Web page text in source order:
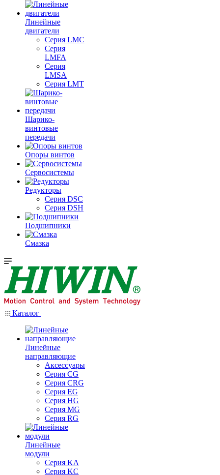
Линейные
двигатели
Серия LMC
Серия
LMFA
Серия
LMSA
Серия LMT
Шарико-
винтовые
передачи
Опоры винтов
Сервосистемы
Редукторы
Серия DSC
Серия DSH
Подшипники
Смазка
Каталог
Линейные
направляющие
Аксессуары
Серия CG
Серия CRG
Серия EG
Серия HG
Серия MG
Серия RG
Линейные
модули
Серия KA
Серия KC